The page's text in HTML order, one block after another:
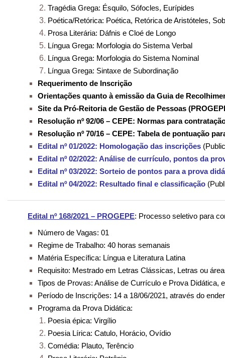
Tragédia Grega: Ésquilo, Sófocles, Eurípides
Poética/Retórica: Poética, Retórica de Aristóteles,
Prosa Literária: Dáfnis e Cloé de Longo
Língua Grega: Morfologia do Sistema Verbal
Língua Grega: Morfologia do Sistema Nominal
Língua Grega: Sintaxe de Subordinação
Requerimento de Inscrição
Orientações quanto à emissão da Guia de
Site da Pró-Reitoria de Gestão de Pessoas
Resolução nº 92/06 – CEPE: Normas para
Resolução nº 70/16 – CEPE: Tabela de pontuação
Edital nº 01/2022: Homologação das inscrições
Edital nº 02/2022: Análise de currículo, pontos da
Edital nº 03/2022: Sorteio de pontos para a prova
Edital nº 04/2022: Resultado final e classificação
Edital nº 168/2021 – PROGEPE: Processo seletivo para
Número de Vagas: 01
Regime de Trabalho: 40 horas semanais
Matéria Específica: Língua e Literatura Latina
Requisito: Mestrado em Letras Clássicas, Letras ou
Tipos de Provas: Análise de Currículo e Prova
Período de Inscrições: 14 a 18/06/2021, através do
Programa da Prova Didática:
Poesia épica: Virgílio
Poesia Lírica: Catulo, Horácio, Ovídio
Comédia: Plauto, Terêncio